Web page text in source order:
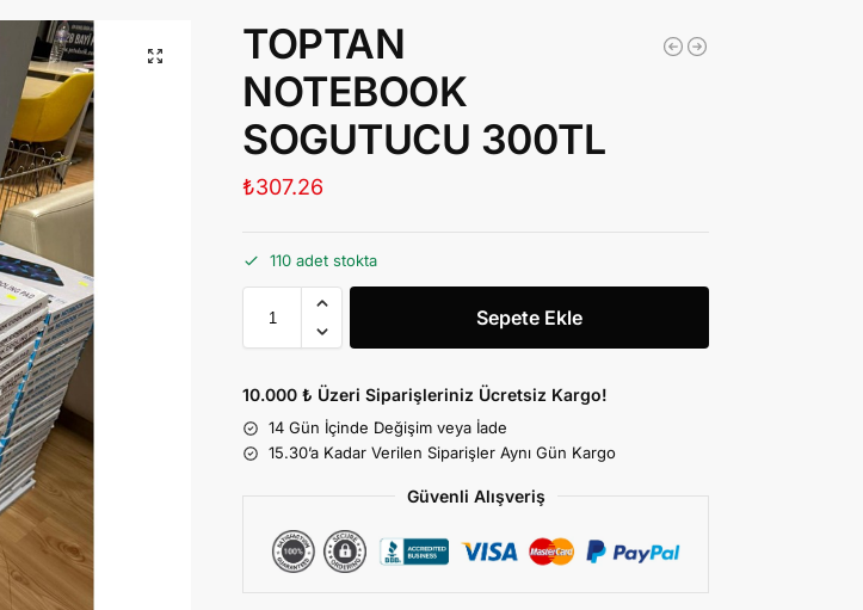
TOPTAN
NOTEBOOK
SOGUTUCU 300TL
₺307.26
110 adet stokta
Sepete Ekle
10.000 ₺ Üzeri Siparişleriniz Ücretsiz Kargo!
14 Gün İçinde Değişim veya İade
15.30’a Kadar Verilen Siparişler Aynı Gün Kargo
Güvenli Alışveriş